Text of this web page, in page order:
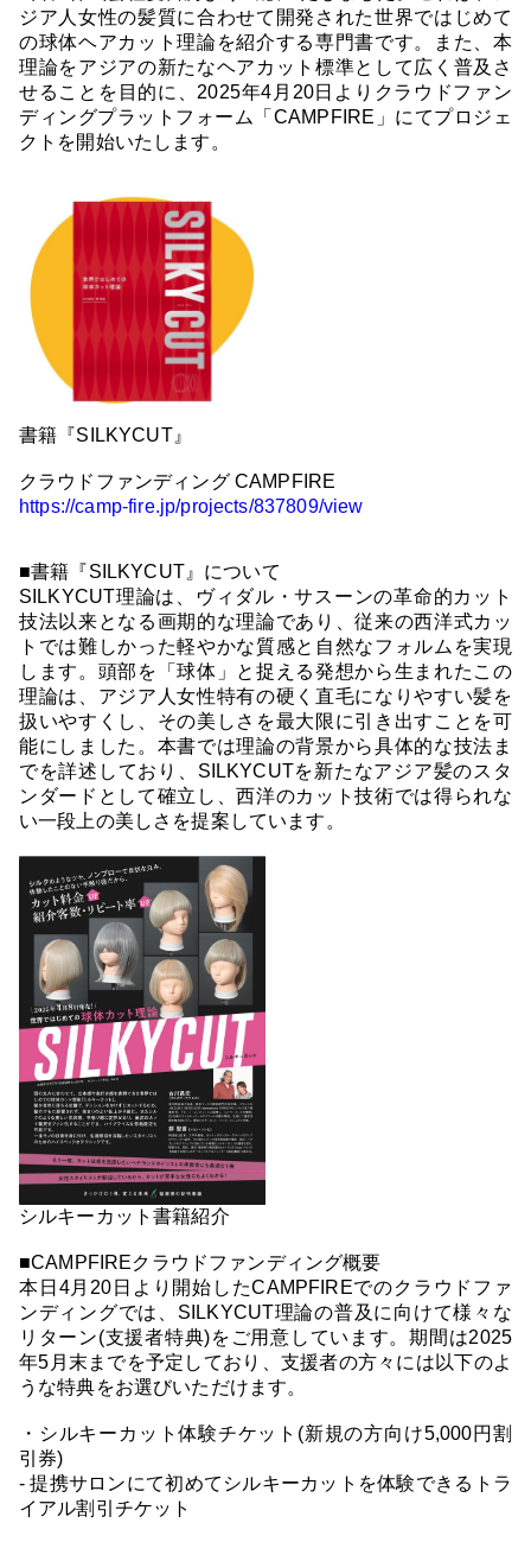
ジア人女性の髪質に合わせて開発された世界ではじめて
の球体ヘアカット理論を紹介する専門書です。また、本
理論をアジアの新たなヘアカット標準として広く普及さ
せることを目的に、2025年4月20日よりクラウドファン
ディングプラットフォーム「CAMPFIRE」にてプロジェ
クトを開始いたします。
書籍『SILKYCUT』
クラウドファンディング CAMPFIRE
https://camp-fire.jp/projects/837809/view
■書籍『SILKYCUT』について
SILKYCUT理論は、ヴィダル・サスーンの革命的カット
技法以来となる画期的な理論であり、従来の西洋式カッ
トでは難しかった軽やかな質感と自然なフォルムを実現
します。頭部を「球体」と捉える発想から生まれたこの
理論は、アジア人女性特有の硬く直毛になりやすい髪を
扱いやすくし、その美しさを最大限に引き出すことを可
能にしました。本書では理論の背景から具体的な技法ま
でを詳述しており、SILKYCUTを新たなアジア髪のスタ
ンダードとして確立し、西洋のカット技術では得られな
い一段上の美しさを提案しています。
シルキーカット書籍紹介
■CAMPFIREクラウドファンディング概要
本日4月20日より開始したCAMPFIREでのクラウドファ
ンディングでは、SILKYCUT理論の普及に向けて様々な
リターン(支援者特典)をご用意しています。期間は2025
年5月末までを予定しており、支援者の方々には以下のよ
うな特典をお選びいただけます。
・シルキーカット体験チケット(新規の方向け5,000円割
引券)
- 提携サロンにて初めてシルキーカットを体験できるトラ
イアル割引チケット